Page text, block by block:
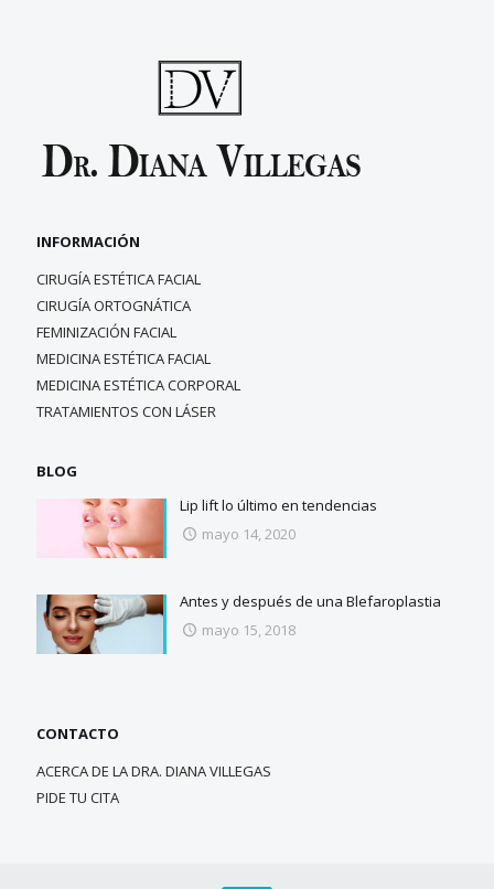
INFORMACIÓN
CIRUGÍA ESTÉTICA FACIAL
CIRUGÍA ORTOGNÁTICA
FEMINIZACIÓN FACIAL
MEDICINA ESTÉTICA FACIAL
MEDICINA ESTÉTICA CORPORAL
TRATAMIENTOS CON LÁSER
BLOG
Lip lift lo último en tendencias
mayo 14, 2020
Antes y después de una Blefaroplastia
mayo 15, 2018
CONTACTO
ACERCA DE LA DRA. DIANA VILLEGAS
PIDE TU CITA